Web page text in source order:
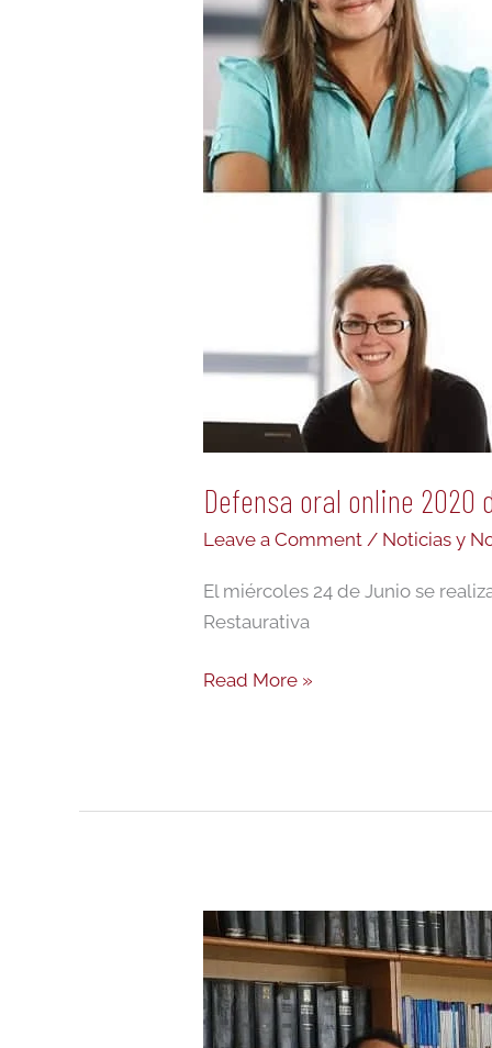
Defensa oral online 2020
Leave a Comment / Noticias y
El miércoles 24 de Junio se
Restaurativa
2020
de
Maestrias
Internacionales.
Read More »
Estimados
alumnos
: